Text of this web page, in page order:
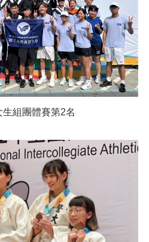
組團體賽第2名